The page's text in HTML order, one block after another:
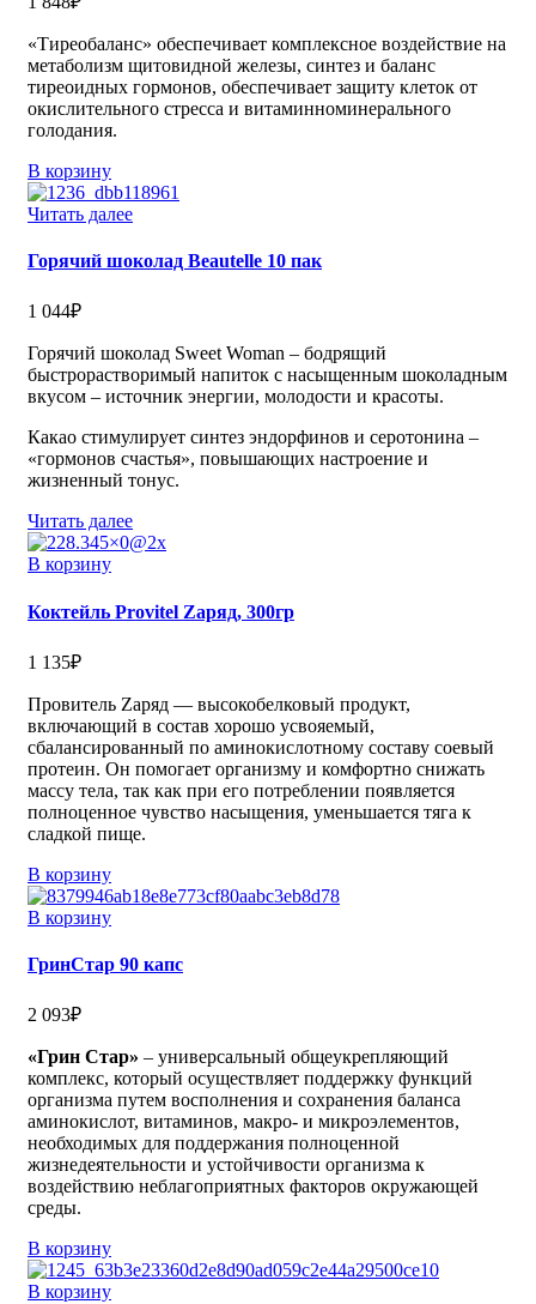
«Тиреобаланс» обеспечивает комплексное воздействие на
метаболизм щитовидной железы, синтез и баланс
тиреоидных гормонов, обеспечивает защиту клеток от
окислительного стресса и витаминноминерального
голодания.
В корзину
Читать далее
Горячий шоколад Beautelle 10 пак
1 044₽
Горячий шоколад Sweet Woman – бодрящий
быстрорастворимый напиток с насыщенным шоколадным
вкусом – источник энергии, молодости и красоты.
Какао стимулирует синтез эндорфинов и серотонина –
«гормонов счастья», повышающих настроение и
жизненный тонус.
Читать далее
В корзину
Коктейль Provitel Zаряд, 300гр
1 135₽
Провитель Zаряд — высокобелковый продукт,
включающий в состав хорошо усвояемый,
сбалансированный по аминокислотному составу соевый
протеин. Он помогает организму и комфортно снижать
массу тела, так как при его потреблении появляется
полноценное чувство насыщения, уменьшается тяга к
сладкой пище.
В корзину
В корзину
ГринСтар 90 капс
2 093₽
«Грин Стар» – универсальный общеукрепляющий
комплекс, который осуществляет поддержку функций
организма путем восполнения и сохранения баланса
аминокислот, витаминов, макро- и микроэлементов,
необходимых для поддержания полноценной
жизнедеятельности и устойчивости организма к
воздействию неблагоприятных факторов окружающей
среды.
В корзину
В корзину